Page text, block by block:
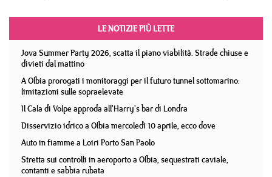
LE NOTIZIE PIÙ LETTE
Jova Summer Party 2026, scatta il piano viabilità. Strade chiuse e
divieti dal mattino
A Olbia prorogati i monitoraggi per il futuro tunnel sottomarino:
limitazioni sulle sopraelevate
Il Cala di Volpe approda all'Harry's bar di Londra
Disservizio idrico a Olbia mercoledì 10 aprile, ecco dove
Auto in fiamme a Loiri Porto San Paolo
Stretta sui controlli in aeroporto a Olbia, sequestrati caviale,
contanti e sabbia rubata